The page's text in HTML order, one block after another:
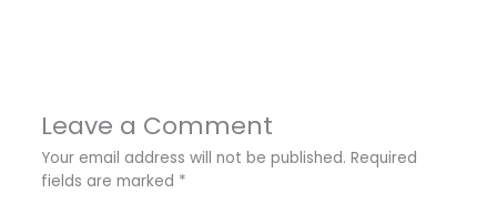
Leave a Comment
Your email address will not be published. Required
fields are marked *